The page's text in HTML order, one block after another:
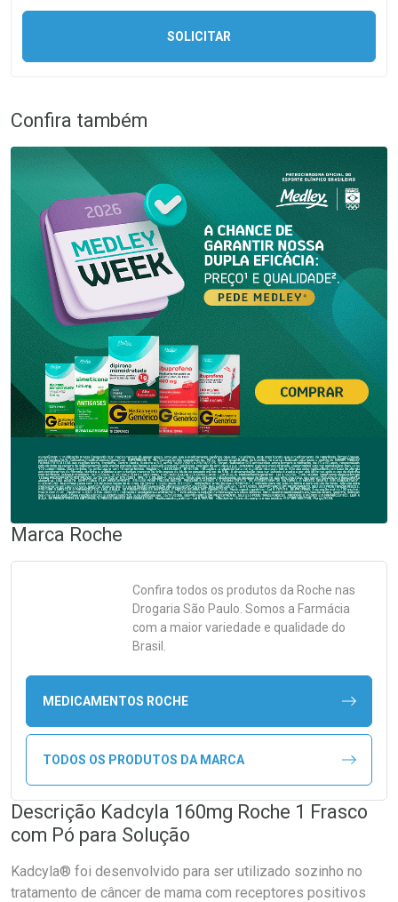
SOLICITAR
Confira também
Marca Roche
Confira todos os produtos da Roche nas
Drogaria São Paulo. Somos a Farmácia
com a maior variedade e qualidade do
Brasil.
MEDICAMENTOS ROCHE
TODOS OS PRODUTOS DA MARCA
Descrição Kadcyla 160mg Roche 1 Frasco
com Pó para Solução
Kadcyla® foi desenvolvido para ser utilizado sozinho no
tratamento de câncer de mama com receptores positivos